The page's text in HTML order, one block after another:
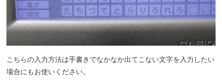
こちらの入力方法は手書きでなかなか出てこない文字を入力したい
場合にもお使いください。